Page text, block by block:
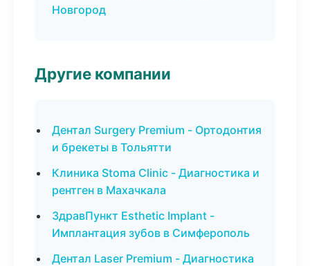
Новгород
Другие компании
Дентал Surgery Premium - Ортодонтия
и брекеты в Тольятти
Клиника Stoma Clinic - Диагностика и
рентген в Махачкала
ЗдравПункт Esthetic Implant -
Имплантация зубов в Симферополь
Дентал Laser Premium - Диагностика